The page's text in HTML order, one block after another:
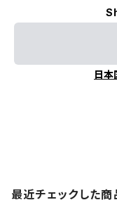
日本
最近チェックした商